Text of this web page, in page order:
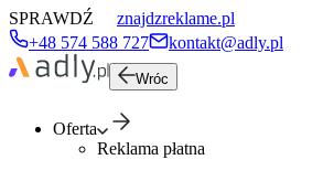
SPRAWDŹ
znajdzreklame.pl
+48 574 588 727
kontakt@adly.pl
Wróc
Oferta
Reklama płatna